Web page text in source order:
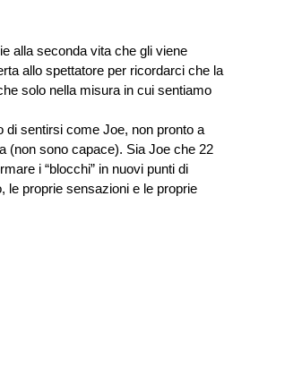
alla seconda vita che gli viene
allo spettatore per ricordarci che la
solo nella misura in cui sentiamo
di sentirsi come Joe, non pronto a
(non sono capace). Sia Joe che 22
i “blocchi” in nuovi punti di
le proprie sensazioni e le proprie